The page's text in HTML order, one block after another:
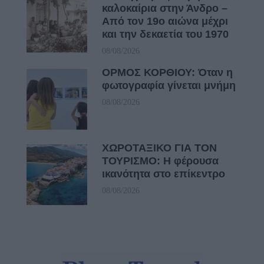
καλοκαίρια στην Άνδρο –
Από τον 19ο αιώνα μέχρι
και την δεκαετία του 1970
08/08/2026
ΟΡΜΟΣ ΚΟΡΘΙΟΥ: Όταν η
φωτογραφία γίνεται μνήμη
08/08/2026
ΧΩΡΟΤΑΞΙΚΟ ΓΙΑ ΤΟΝ
ΤΟΥΡΙΣΜΟ: Η φέρουσα
ικανότητα στο επίκεντρο
08/08/2026